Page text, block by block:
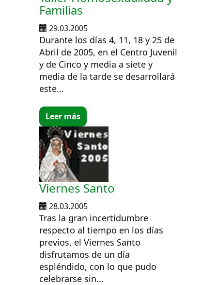
Familias
29.03.2005
Durante los días 4, 11, 18 y 25 de
Abril de 2005, en el Centro Juvenil
y de Cinco y media a siete y
media de la tarde se desarrollará
este...
Leer más
Viernes Santo
28.03.2005
Tras la gran incertidumbre
respecto al tiempo en los días
previos, el Viernes Santo
disfrutamos de un día
espléndido, con lo que pudo
celebrarse sin...